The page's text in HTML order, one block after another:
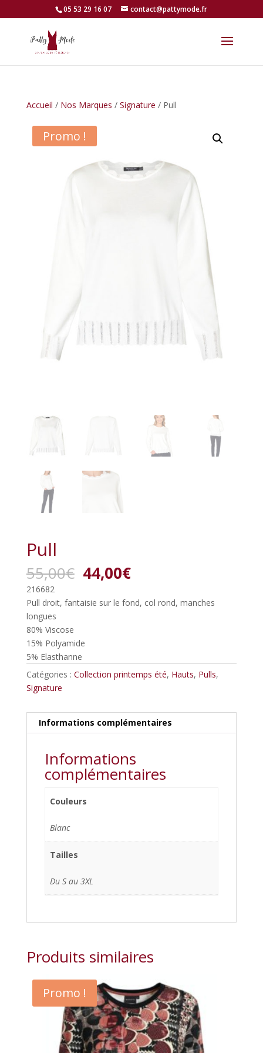
05 53 29 16 07 contact@pattymode.fr
Accueil / Nos Marques / Signature / Pull
Promo !
Pull
55,00€ Le
prix
initial
était :
44,00€Le
prix
actuel
est :
216682
Pull droit, fantaisie sur le fond, col rond, manches
longues
80% Viscose
15% Polyamide
5% Elasthanne
Catégories : Collection printemps été, Hauts, Pulls,
Signature
Informations complémentaires
Informations
complémentaires
Couleurs
Blanc
Tailles
Du S au 3XL
Produits similaires
Promo !